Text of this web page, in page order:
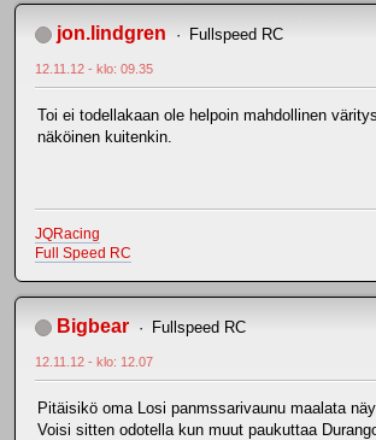
jon.lindgren Fullspeed RC
12.11.12 - klo: 09.35
Toi ei todellakaan ole helpoin mahdollinen
näköinen kuitenkin.
JQRacing
Full Speed RC
Bigbear Fullspeed RC
12.11.12 - klo: 12.07
Pitäisikö oma Losi panmssarivaunu maalata
Voisi sitten odotella kun muut paukuttaa